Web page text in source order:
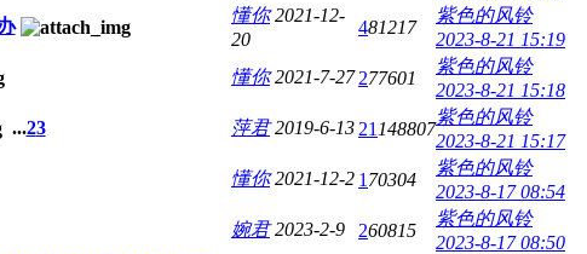
懂你 2021-12-
20
481217
紫色的风铃
2023-8-21 15:19
懂你 2021-7-27 277601
紫色的风铃
2023-8-21 15:18
...23 萍君 2019-6-13 21 148807
紫色的风铃
2023-8-21 15:17
懂你 2021-12-2 1 70304
紫色的风铃
2023-8-17 08:54
婉君 2023-2-9 260815
紫色的风铃
2023-8-17 08:50